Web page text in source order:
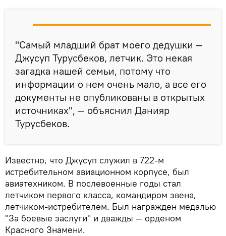
"Самый младший брат моего дедушки —
Джусуп Турусбеков, летчик. Это некая
загадка нашей семьи, потому что
информации о нем очень мало, а все его
документы не опубликованы в открытых
источниках", — объяснил Данияр
Турусбеков.
Известно, что Джусуп служил в 722-м
истребительном авиационном корпусе, был
авиатехником. В послевоенные годы стал
летчиком первого класса, командиром звена,
летчиком-истребителем. Был награжден медалью
"За боевые заслуги" и дважды — орденом
Красного Знамени.